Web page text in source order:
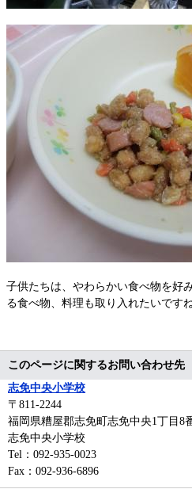
子供たちは、やわらかい食べ物を好
る食べ物、料理も取り入れたいです
このページに関するお問い合わせ先
志免中央小学校
〒811-2244
福岡県糟屋郡志免町志免中央1丁目8
志免中央小学校
Tel：092-935-0023
Fax：092-936-6896